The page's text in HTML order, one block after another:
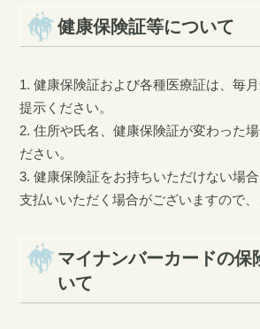
健康保険証等について
1. 健康保険証および各種医療証は、毎
提示ください。
2. 住所や氏名、健康保険証が変わった
ださい。
3. 健康保険証をお持ちいただけない場
支払いいただく場合がございますので、
マイナンバーカードの保
いて